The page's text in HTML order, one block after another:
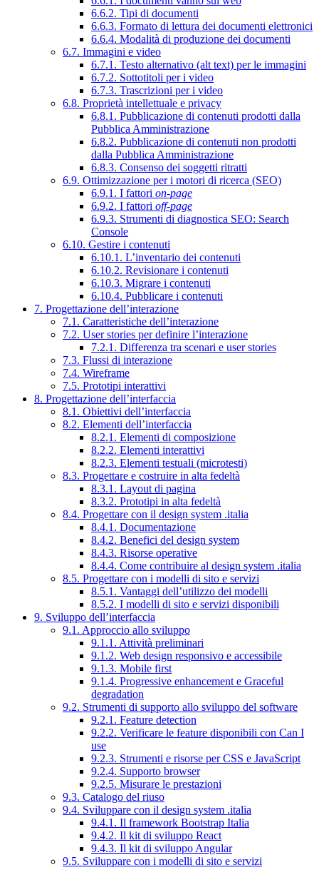
6.6.2. Tipi di documenti
6.6.3. Formato di lettura dei documenti elettronici
6.6.4. Modalità di produzione dei documenti
6.7. Immagini e video
6.7.1. Testo alternativo (alt text) per le immagini
6.7.2. Sottotitoli per i video
6.7.3. Trascrizioni per i video
6.8. Proprietà intellettuale e privacy
6.8.1. Pubblicazione di contenuti prodotti dalla
Pubblica Amministrazione
6.8.2. Pubblicazione di contenuti non prodotti
dalla Pubblica Amministrazione
6.8.3. Consenso dei soggetti ritratti
6.9. Ottimizzazione per i motori di ricerca (SEO)
6.9.1. I fattori on-page
6.9.2. I fattori off-page
6.9.3. Strumenti di diagnostica SEO: Search
Console
6.10. Gestire i contenuti
6.10.1. L’inventario dei contenuti
6.10.2. Revisionare i contenuti
6.10.3. Migrare i contenuti
6.10.4. Pubblicare i contenuti
7. Progettazione dell’interazione
7.1. Caratteristiche dell’interazione
7.2. User stories per definire l’interazione
7.2.1. Differenza tra scenari e user stories
7.3. Flussi di interazione
7.4. Wireframe
7.5. Prototipi interattivi
8. Progettazione dell’interfaccia
8.1. Obiettivi dell’interfaccia
8.2. Elementi dell’interfaccia
8.2.1. Elementi di composizione
8.2.2. Elementi interattivi
8.2.3. Elementi testuali (microtesti)
8.3. Progettare e costruire in alta fedeltà
8.3.1. Layout di pagina
8.3.2. Prototipi in alta fedeltà
8.4. Progettare con il design system .italia
8.4.1. Documentazione
8.4.2. Benefici del design system
8.4.3. Risorse operative
8.4.4. Come contribuire al design system .italia
8.5. Progettare con i modelli di sito e servizi
8.5.1. Vantaggi dell’utilizzo dei modelli
8.5.2. I modelli di sito e servizi disponibili
9. Sviluppo dell’interfaccia
9.1. Approccio allo sviluppo
9.1.1. Attività preliminari
9.1.2. Web design responsivo e accessibile
9.1.3. Mobile first
9.1.4. Progressive enhancement e Graceful
degradation
9.2. Strumenti di supporto allo sviluppo del software
9.2.1. Feature detection
9.2.2. Verificare le feature disponibili con Can I
use
9.2.3. Strumenti e risorse per CSS e JavaScript
9.2.4. Supporto browser
9.2.5. Misurare le prestazioni
9.3. Catalogo del riuso
9.4. Sviluppare con il design system .italia
9.4.1. Il framework Bootstrap Italia
9.4.2. Il kit di sviluppo React
9.4.3. Il kit di sviluppo Angular
9.5. Sviluppare con i modelli di sito e servizi